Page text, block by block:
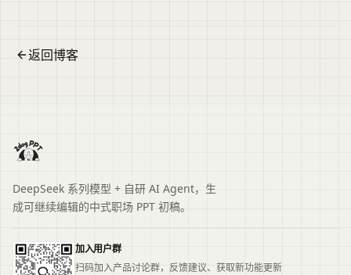
返回博客
DeepSeek 系列模型 + 自研 AI Agent，生
成可继续编辑的中式职场 PPT 初稿。
加入用户群
扫码加入产品讨论群，反馈建议、获取新功能更新